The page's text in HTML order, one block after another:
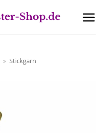
» Stickgarn